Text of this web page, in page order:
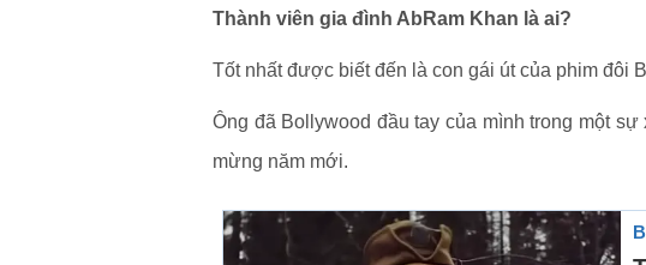
Thành viên gia đình AbRam Khan là ai?
Tốt nhất được biết đến là con gái út của phim đôi
Ông đã Bollywood đầu tay của mình trong một
mừng năm mới.